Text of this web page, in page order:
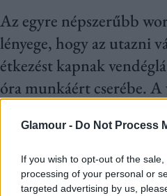
Glamour - Do Not Process
If you wish to opt-out of the
processing of your personal or
targeted advertising by us,
Az egyre népszerűbb
lényege, hogy az utazni
étkezést kapnak
óra munkáért cserébe.
nyerjünk egy másik
sajátítsunk el és
világ minden tájáról